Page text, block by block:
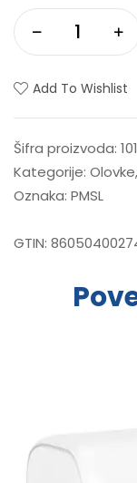
Add To Wishlist
Šifra proizvoda:
Kategorije: Olovke,
Oznaka: PMSL
GTIN: